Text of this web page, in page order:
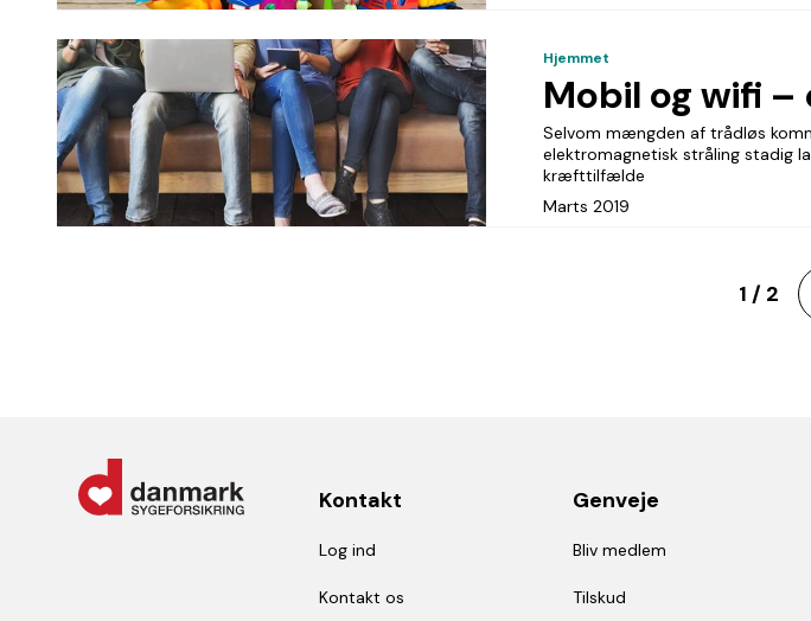
Hjemmet
Mobil og wifi
Selvom mængden af trådløs
elektromagnetisk stråling stadig
kræfttilfælde
Marts 2019
1 / 2
Kontakt
Log ind
Kontakt os
Genveje
Bliv medlem
Tilskud